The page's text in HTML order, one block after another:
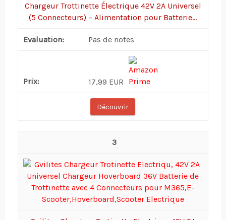
Chargeur Trottinette Électrique 42V 2A Universel
(5 Connecteurs) – Alimentation pour Batterie...
Pas de notes
17,99 EUR
Découvrir
3